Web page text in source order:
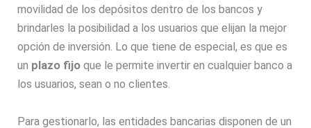
movilidad de los depósitos dentro de los bancos y
brindarles la posibilidad a los usuarios que elijan la mejor
opción de inversión. Lo que tiene de especial, es que es
un plazo fijo que le permite invertir en cualquier banco a
los usuarios, sean o no clientes.
Para gestionarlo, las entidades bancarias disponen de un